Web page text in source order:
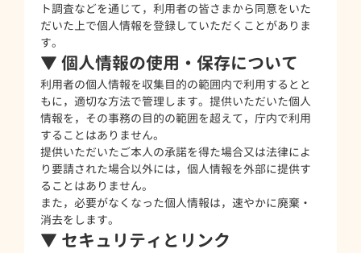
ト調査などを通じて，利用者の皆さまから同意をいた
だいた上で個人情報を登録していただくことがありま
す。
▼ 個人情報の使用・保存について
利用者の個人情報を収集目的の範囲内で利用するとと
もに，適切な方法で管理します。提供いただいた個人
情報を，その事務の目的の範囲を超えて，庁内で利用
することはありません。
提供いただいたご本人の承諾を得た場合又は法律によ
り要請された場合以外には，個人情報を外部に提供す
ることはありません。
また，必要がなくなった個人情報は，速やかに廃棄・
消去をします。
▼ セキュリティとリンク